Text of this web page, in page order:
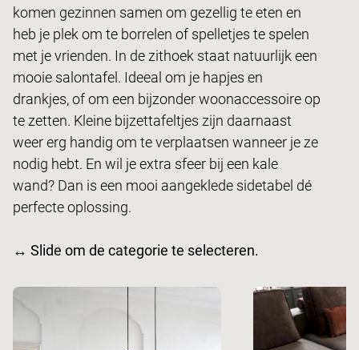
komen gezinnen samen om gezellig te eten en
heb je plek om te borrelen of spelletjes te spelen
met je vrienden. In de zithoek staat natuurlijk een
mooie salontafel. Ideeal om je hapjes en
drankjes, of om een bijzonder woonaccessoire op
te zetten. Kleine bijzettafeltjes zijn daarnaast
weer erg handig om te verplaatsen wanneer je ze
nodig hebt. En wil je extra sfeer bij een kale
wand? Dan is een mooi aangeklede sidetabel dé
perfecte oplossing.
↔ Slide om de categorie te selecteren.